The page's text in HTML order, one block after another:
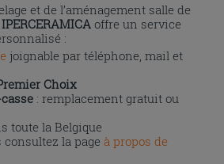
et de l’aménagement salle de
IPERCERAMICA offre un service
:
joignable par téléphone, mail et
Choix
: remplacement gratuit ou
toute la Belgique
la page à propos de